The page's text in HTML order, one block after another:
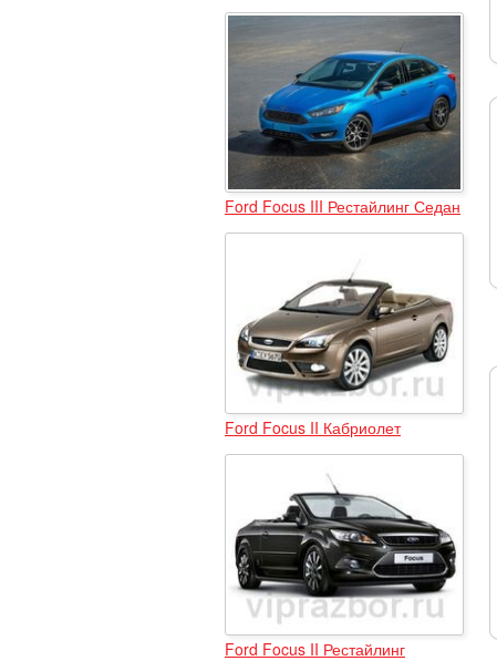
Ford Focus III Рестайлинг Седан
Ford Focus II Кабриолет
Ford Focus II Рестайлинг